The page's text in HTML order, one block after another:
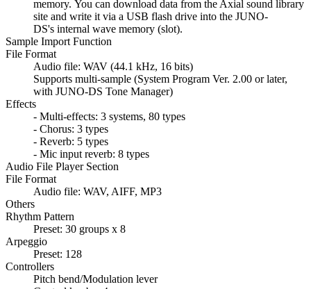
memory. You can download data from the Axial sound library
site and write it via a USB flash drive into the JUNO-
DS's internal wave memory (slot).
Sample Import Function
File Format
Audio file: WAV (44.1 kHz, 16 bits)
Supports multi-sample (System Program Ver. 2.00 or later,
with JUNO-DS Tone Manager)
Effects
- Multi-effects: 3 systems, 80 types
- Chorus: 3 types
- Reverb: 5 types
- Mic input reverb: 8 types
Audio File Player Section
File Format
Audio file: WAV, AIFF, MP3
Others
Rhythm Pattern
Preset: 30 groups x 8
Arpeggio
Preset: 128
Controllers
Pitch bend/Modulation lever